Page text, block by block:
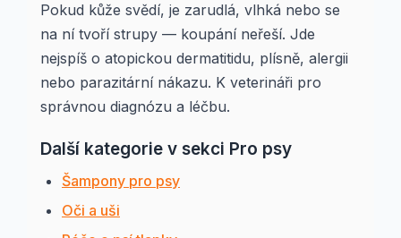
Pokud kůže svědí, je zarudlá, vlhká nebo se
na ní tvoří strupy — koupání neřeší. Jde
nejspíš o atopickou dermatitidu, plísně, alergii
nebo parazitární nákazu. K veterináři pro
správnou diagnózu a léčbu.
Další kategorie v sekci Pro psy
Šampony pro psy
Oči a uši